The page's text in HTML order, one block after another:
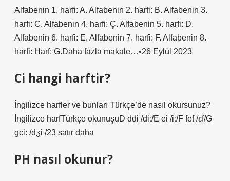
Alfabenin 1. harfi: A. Alfabenin 2. harfi: B. Alfabenin 3.
harfi: C. Alfabenin 4. harfi: Ç. Alfabenin 5. harfi: D.
Alfabenin 6. harfi: E. Alfabenin 7. harfi: F. Alfabenin 8.
harfi: Harf: G.Daha fazla makale…•26 Eylül 2023
Ci hangi harftir?
İngilizce harfler ve bunları Türkçe’de nasıl okursunuz?
İngilizce harfTürkçe okunuşuD ddi /diː/E ei /iː/F fef /ɛf/G
gci: /dʒiː/23 satır daha
PH nasıl okunur?